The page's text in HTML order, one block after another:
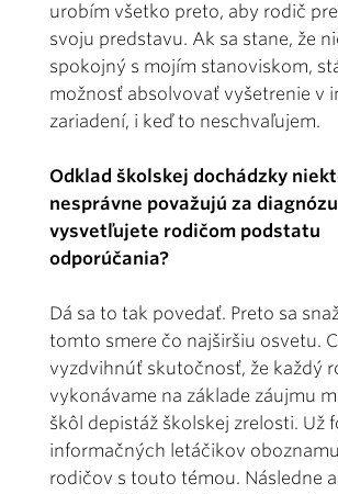
urobím všetko preto, aby rodič
svoju predstavu. Ak sa stane, že
spokojný s mojím stanoviskom,
možnosť absolvovať vyšetrenie v
zariadení, i keď to neschvaľujem.
Odklad školskej dochádzky
nesprávne považujú za
vysvetľujete rodičom podstatu
odporúčania?
Dá sa to tak povedať. Preto sa
tomto smere čo najširšiu osvetu.
vyzdvihnúť skutočnosť, že každý
vykonávame na základe záujmu
škôl depistáž školskej zrelosti. Už
informačných letáčikov
rodičov s touto témou. Následne